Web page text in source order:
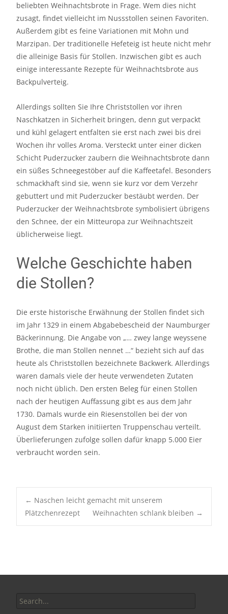
beliebten Weihnachtsbrote in Frage. Wem dies nicht
zusagt, findet vielleicht im Nussstollen seinen Favoriten.
Außerdem gibt es feine Variationen mit Mohn und
Marzipan. Der traditionelle Hefeteig ist heute nicht mehr
die alleinige Basis für Stollen. Inzwischen gibt es auch
einige interessante Rezepte für Weihnachtsbrote aus
Backpulverteig.
Allerdings sollten Sie Ihre Christstollen vor ihren
Naschkatzen in Sicherheit bringen, denn gut verpackt
und kühl gelagert entfalten sie erst nach zwei bis drei
Wochen ihr volles Aroma. Versteckt unter einer dicken
Schicht Puderzucker zaubern die Weihnachtsbrote dann
ein süßes Schneegestöber auf die Kaffeetafel. Besonders
schmackhaft sind sie, wenn sie kurz vor dem Verzehr
gebuttert und mit Puderzucker bestäubt werden. Der
Puderzucker der Weihnachtsbrote symbolisiert übrigens
den Schnee, der ein Mitteuropa zur Weihnachtszeit
üblicherweise liegt.
Welche Geschichte haben
die Stollen?
Die erste historische Erwähnung der Stollen findet sich
im Jahr 1329 in einem Abgabebescheid der Naumburger
Bäckerinnung. Die Angabe von „… zwey lange weyssene
Brothe, die man Stollen nennet …“ bezieht sich auf das
heute als Christstollen bezeichnete Backwerk. Allerdings
waren damals viele der heute verwendeten Zutaten
noch nicht üblich. Den ersten Beleg für einen Stollen
nach der heutigen Auffassung gibt es aus dem Jahr
1730. Damals wurde ein Riesenstollen bei der von
August dem Starken initiierten Truppenschau verteilt.
Überlieferungen zufolge sollen dafür knapp 5.000 Eier
verbraucht worden sein.
Post
← Naschen leicht gemacht mit unserem
Plätzchenrezept
Weihnachten schlank bleiben →
for: